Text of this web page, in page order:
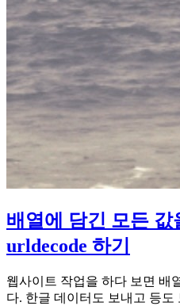
배열에 담긴 모든 값
urldecode 하기
웹사이트 작업을 하다 보면 배
다. 한글 데이터도 보내고 등도